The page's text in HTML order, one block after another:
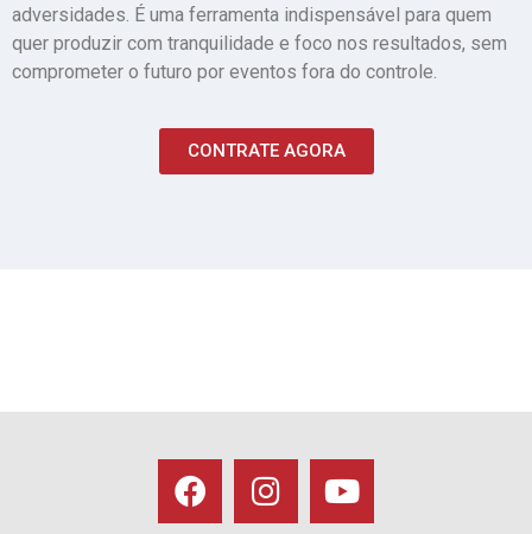
adversidades. É uma ferramenta indispensável para quem
quer produzir com tranquilidade e foco nos resultados, sem
comprometer o futuro por eventos fora do controle.
CONTRATE AGORA